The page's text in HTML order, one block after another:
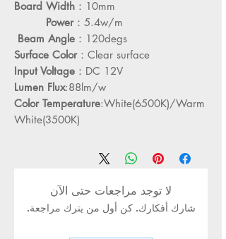
Board Width ：10mm
Power：5.4w/m
Beam Angle ：120degs
Surface Color：Clear surface
Input Voltage ：DC 12V
Lumen Flux:88lm/w
Color Temperature:White(6500K)/Warm
White(3500K)
لا توجد مراجعات حتى الآن
شارك أفكارك. كن أول من يترك مراجعة.